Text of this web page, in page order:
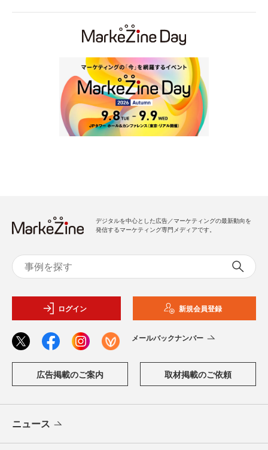
デジタルを中心とした広告／マーケティングの最新動向を
発信するマーケティング専門メディアです。
ログイン 新規会員登録
メールバックナンバー
広告掲載のご案内 取材掲載のご依頼
ニュース